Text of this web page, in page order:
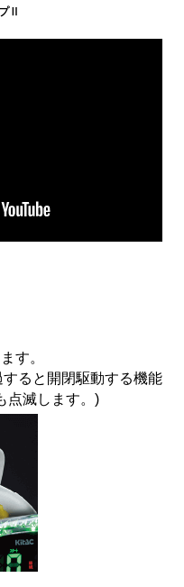
グス
ィブ
Ⅱ
す。
ると開閉駆動する機能
点滅します。)